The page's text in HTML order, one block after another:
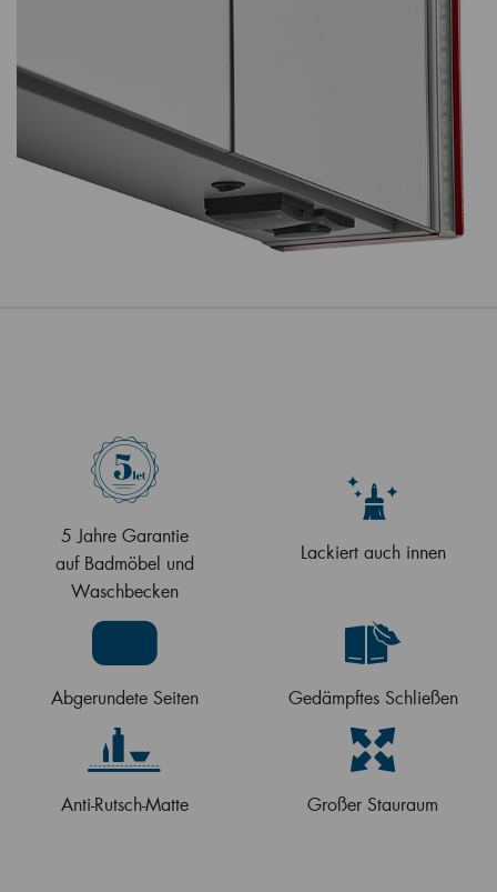
5 Jahre Garantie
auf Badmöbel und
Waschbecken
Lackiert auch innen
Abgerundete Seiten Gedämpftes Schließen
Anti-Rutsch-Matte Großer Stauraum